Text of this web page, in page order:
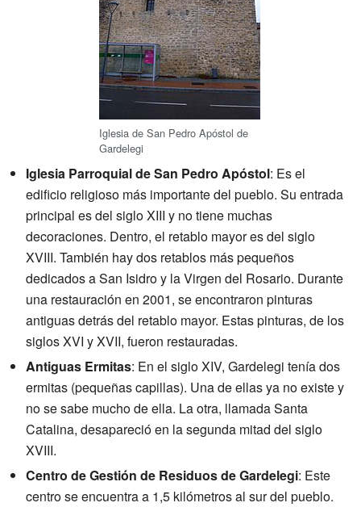
Iglesia de San Pedro Apóstol de
Gardelegi
Iglesia Parroquial de San Pedro Apóstol: Es el
edificio religioso más importante del pueblo. Su entrada
principal es del siglo XIII y no tiene muchas
decoraciones. Dentro, el retablo mayor es del siglo
XVIII. También hay dos retablos más pequeños
dedicados a San Isidro y la Virgen del Rosario. Durante
una restauración en 2001, se encontraron pinturas
antiguas detrás del retablo mayor. Estas pinturas, de los
siglos XVI y XVII, fueron restauradas.
Antiguas Ermitas: En el siglo XIV, Gardelegi tenía dos
ermitas (pequeñas capillas). Una de ellas ya no existe y
no se sabe mucho de ella. La otra, llamada Santa
Catalina, desapareció en la segunda mitad del siglo
XVIII.
Centro de Gestión de Residuos de Gardelegi: Este
centro se encuentra a 1,5 kilómetros al sur del pueblo.